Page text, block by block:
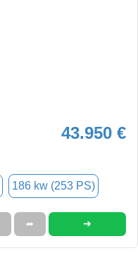
43.950 €
186 kw (253 PS)
➦ ➜